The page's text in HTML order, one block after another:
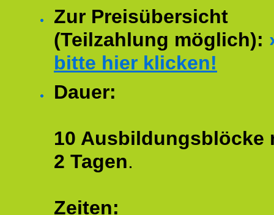
Zur Preisübersicht
(Teilzahlung möglich):
bitte hier klicken!
Dauer:
10 Ausbildungsblöcke
2 Tagen.
Zeiten: